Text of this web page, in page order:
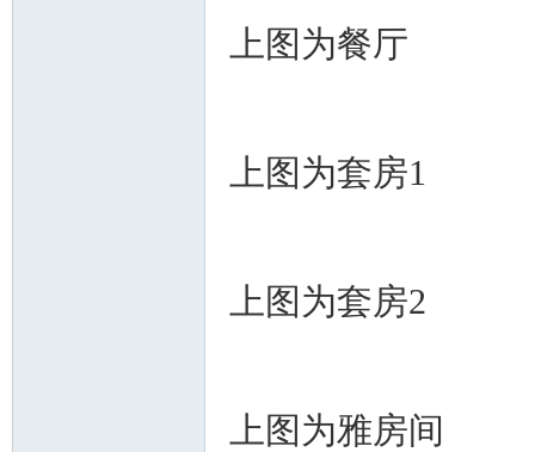
上图为餐厅
上图为套房1
上图为套房2
上图为雅房间